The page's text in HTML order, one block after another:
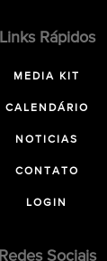
Links Rápidos
MEDIA KIT
CALENDÁRIO
NOTICIAS
CONTATO
LOGIN
Redes Sociais